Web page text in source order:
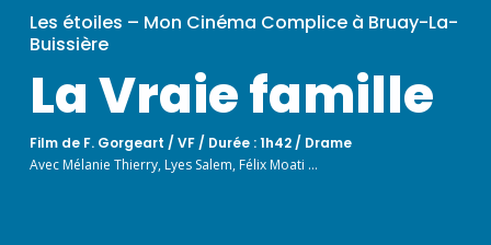
Les étoiles – Mon Cinéma Complice à Bruay-La-
Buissière
La Vraie famille
Film de F. Gorgeart / VF / Durée : 1h42 / Drame
Avec Mélanie Thierry, Lyes Salem, Félix Moati …